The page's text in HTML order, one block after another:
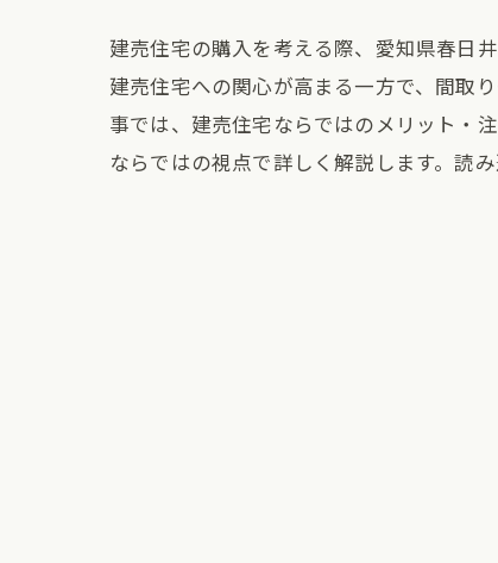
建売住宅の購入を考える際、愛知県春日
建売住宅への関心が高まる一方で、間取
事では、建売住宅ならではのメリット・
ならではの視点で詳しく解説します。読